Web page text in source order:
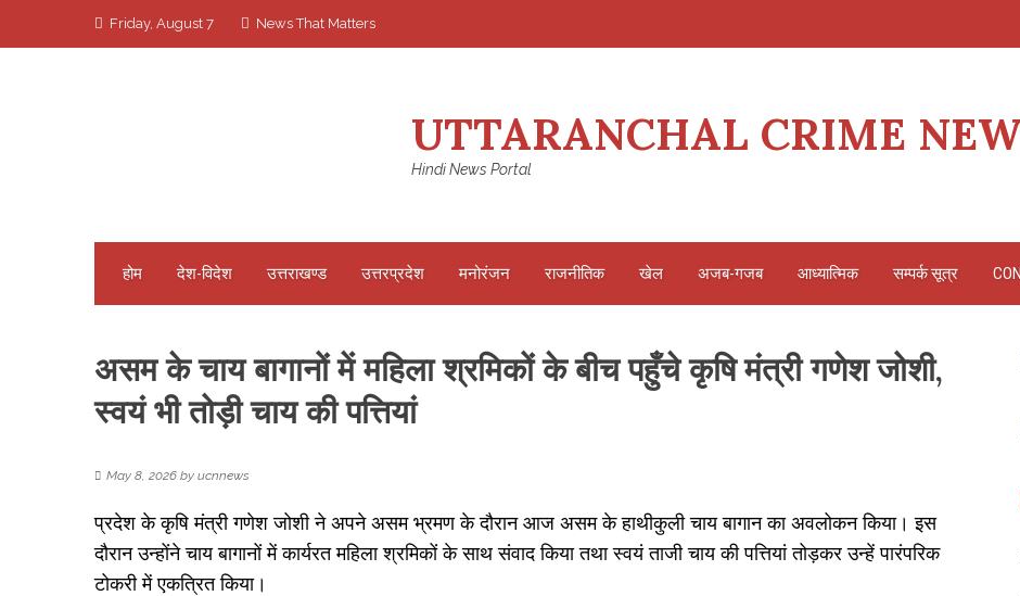
Friday, August 7 News That Matters
UTTARANCHAL CRIME
Hindi News Portal
होम देश-विदेश उत्तराखण्ड उत्तरप्रदेश मनोरंजन राजनीतिक खेल अजब-गजब आध्यात्मिक सम्पर्क सूत्र
असम के चाय बागानों में महिला श्रमिकों के बीच पहुँचे कृषि मंत्री गणेश जोशी,
स्वयं भी तोड़ी चाय की पत्तियां
May 8, 2026 by ucnnews
प्रदेश के कृषि मंत्री गणेश जोशी ने अपने असम भ्रमण के दौरान आज असम के हाथीकुली चाय बागान का अवलोकन किया। इस
दौरान उन्होंने चाय बागानों में कार्यरत महिला श्रमिकों के साथ संवाद किया तथा स्वयं ताजी चाय की पत्तियां तोड़कर उन्हें पारंपरिक
टोकरी में एकत्रित किया।